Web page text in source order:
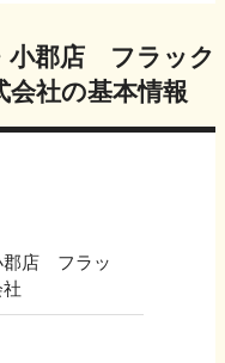
小郡店 フラック
会社の基本情報
郡店 フラッ